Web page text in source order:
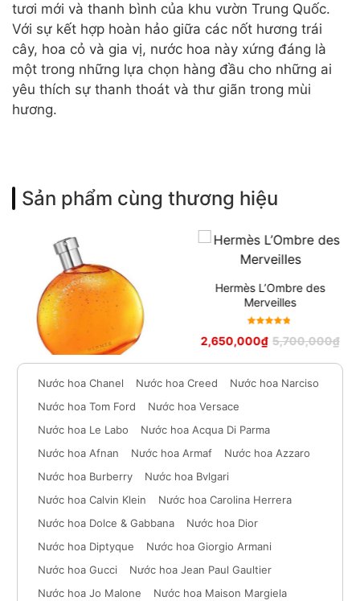
tươi mới và thanh bình của khu vườn Trung Quốc.
Với sự kết hợp hoàn hảo giữa các nốt hương trái
cây, hoa cỏ và gia vị, nước hoa này xứng đáng là
một trong những lựa chọn hàng đầu cho những ai
yêu thích sự thanh thoát và thư giãn trong mùi
hương.
Sản phẩm cùng thương hiệu
hạng 5
5,900,000
3,250,000
Hermès L’Ombre des
Merveilles
hạng5
5,700,000₫
2,650,000₫
Nước hoa Chanel Nước hoa Creed
Nước hoa Narciso
Nước hoa Tom Ford
Nước hoa Versace
Nước hoa Le Labo
Nước hoa Acqua Di Parma
Nước hoa Afnan
Nước hoa Armaf
Nước hoa Azzaro
Nước hoa Burberry
Nước hoa Bvlgari
Nước hoa Calvin Klein
Nước hoa Carolina Herrera
Nước hoa Dolce & Gabbana
Nước hoa Dior
Nước hoa Diptyque
Nước hoa Giorgio Armani
Nước hoa Gucci
Nước hoa Jean Paul Gaultier
Nước hoa Jo Malone
Nước hoa Maison Margiela